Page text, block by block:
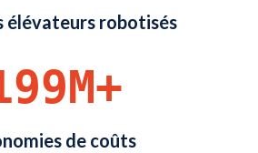
élévateurs robotisés
de coûts